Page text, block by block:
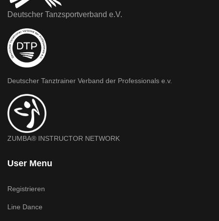
Deutscher Tanzsportverband e.V.
Deutscher Tanztrainer Verband der Professionals e.v.
ZUMBA® INSTRUCTOR NETWORK
User Menu
Registrieren
Line Dance